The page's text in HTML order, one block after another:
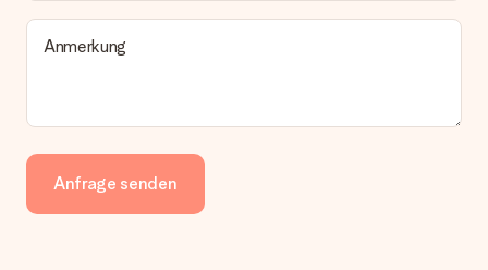
Anmerkung
Anfrage senden